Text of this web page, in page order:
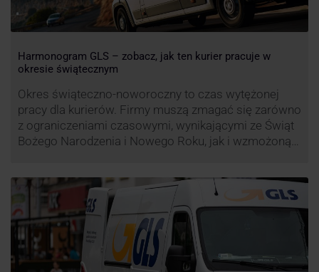
Harmonogram GLS – zobacz, jak ten kurier pracuje w
okresie świątecznym
Okres świąteczno-noworoczny to czas wytężonej
pracy dla kurierów. Firmy muszą zmagać się zarówno
z ograniczeniami czasowymi, wynikającymi ze Świąt
Bożego Narodzenia i Nowego Roku, jak i wzmożoną
firm. Zobacz harmonogram GLS na czas świąteczny!